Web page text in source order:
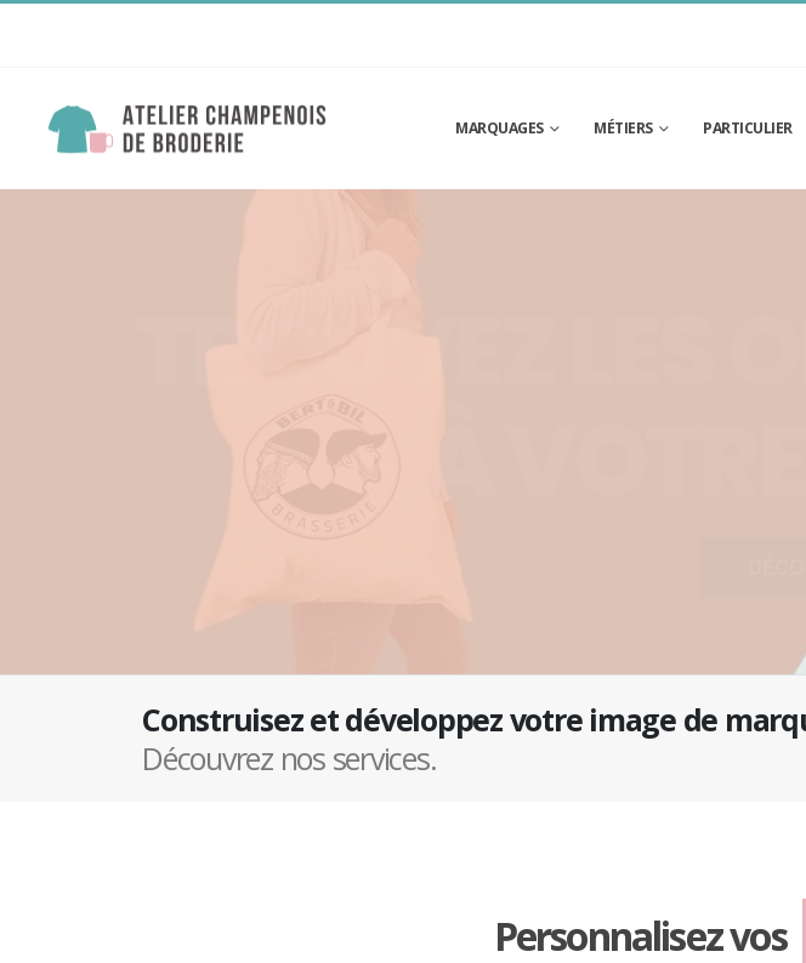
MARQUAGES MÉTIERS PARTICULIER
TROUVEZ LES
À
Construisez et développez votre image de
Découvrez nos services.
Personnalisez vos